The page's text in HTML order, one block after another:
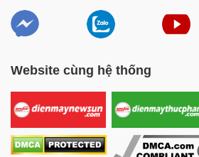
máy dây đồng 100% giúp vận
gian dài, không gây tiếng ồn lớn, ít
Website cùng hệ thống